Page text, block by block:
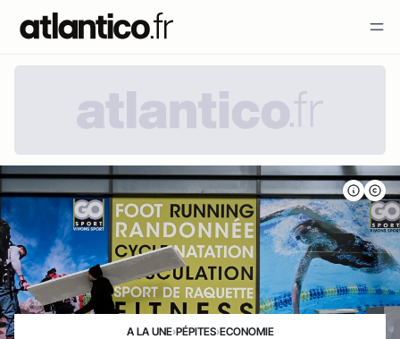
A LA UNE›PÉPITES›ECONOMIE